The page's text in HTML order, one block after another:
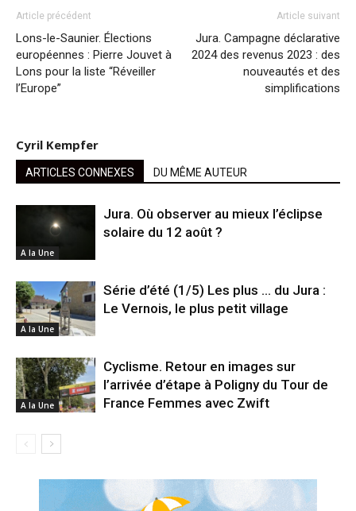
Article précédent
Lons-le-Saunier. Élections
européennes : Pierre Jouvet à
Lons pour la liste “Réveiller
l’Europe”
Article suivant
Jura. Campagne déclarative
2024 des revenus 2023 : des
nouveautés et des
simplifications
Cyril Kempfer
ARTICLES CONNEXES DU MÊME AUTEUR
A la Une
Jura. Où observer au mieux l’éclipse
solaire du 12 août ?
A la Une
Série d’été (1/5) Les plus … du Jura :
Le Vernois, le plus petit village
A la Une
Cyclisme. Retour en images sur
l’arrivée d’étape à Poligny du Tour de
France Femmes avec Zwift